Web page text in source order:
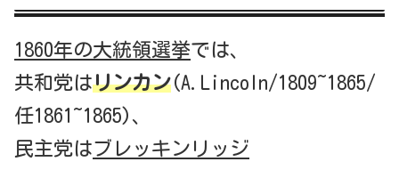
1860年の大統領選挙では、
共和党はリンカン(A.Lincoln/1809~1865/
任1861~1865)、
民主党はブレッキンリッジ